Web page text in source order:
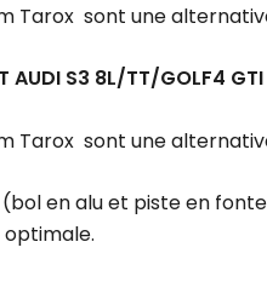
Tarox sont une
S3 8L/TT/GOLF4 GTI
Tarox sont une
en alu et piste en